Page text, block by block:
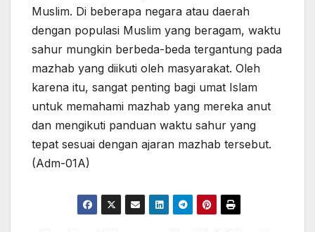
Muslim. Di beberapa negara atau daerah
dengan populasi Muslim yang beragam, waktu
sahur mungkin berbeda-beda tergantung pada
mazhab yang diikuti oleh masyarakat. Oleh
karena itu, sangat penting bagi umat Islam
untuk memahami mazhab yang mereka anut
dan mengikuti panduan waktu sahur yang
tepat sesuai dengan ajaran mazhab tersebut.
(Adm-01A)